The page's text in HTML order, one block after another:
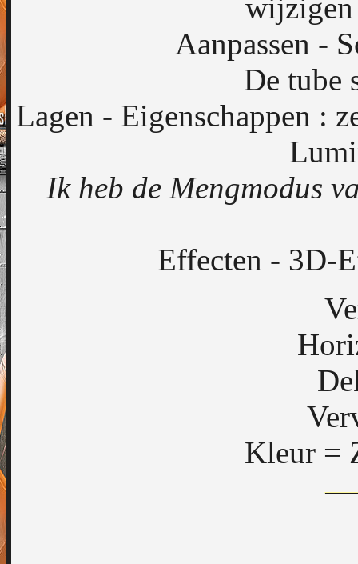
Aanpassen -
De tube
Lagen - Eigenschappen :
Ik heb de Mengmodus
Effecten - 3D-
Kleur =